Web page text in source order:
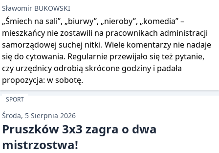
Sławomir BUKOWSKI
„Śmiech na sali”, „biurwy”, „nieroby”, „komedia” –
mieszkańcy nie zostawili na pracownikach administracji
samorządowej suchej nitki. Wiele komentarzy nie nadaje
się do cytowania. Regularnie przewijało się też pytanie,
czy urzędnicy odrobią skrócone godziny i padała
propozycja: w sobotę.
SPORT
Środa, 5 Sierpnia 2026
Pruszków 3x3 zagra o dwa
mistrzostwa!